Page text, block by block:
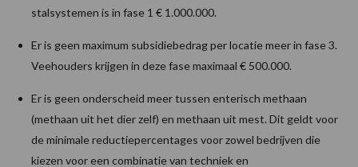
stalsystemen is in fase 1 € 1.000.000.
Er is geen maximum subsidiebedrag per locatie meer in fase 3.
Veehouders krijgen in deze fase maximaal € 500.000.
Er is geen onderscheid meer tussen enterisch methaan
(methaan uit het dier zelf) en methaan uit mest. Dit geldt voor
de minimale reductiepercentages voor zowel bedrijven die
kiezen voor een combinatie van techniek en